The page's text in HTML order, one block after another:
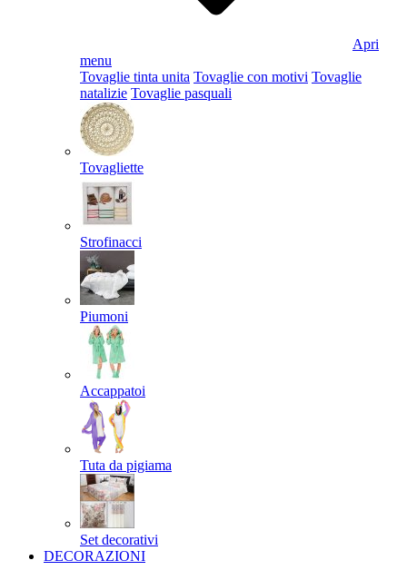
Apri
menu
Tovaglie tinta unita Tovaglie con motivi Tovaglie
natalizie Tovaglie pasquali
Tovagliette
Strofinacci
Piumoni
Accappatoi
Tuta da pigiama
Set decorativi
DECORAZIONI